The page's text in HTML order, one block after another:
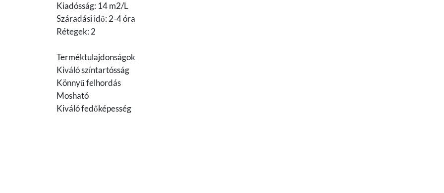
Kiadósság: 14 m2/L
Száradási idő: 2-4 óra
Rétegek: 2
Terméktulajdonságok
Kiváló színtartósság
Könnyű felhordás
Mosható
Kiváló fedőképesség